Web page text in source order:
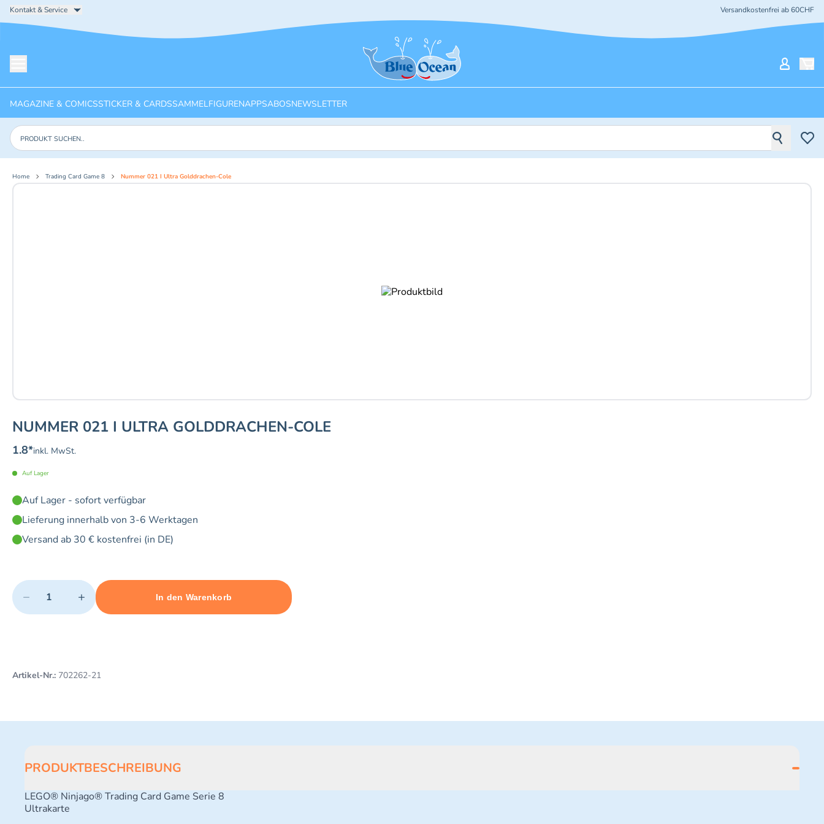
Kontakt & Service Versandkostenfrei ab 60CHF
Startseite
MAGAZINE & COMICSSTICKER & CARDSSAMMELFIGURENAPPSABOSNEWSLETTER
Produkte suchen
Home Trading Card Game 8 Nummer 021 I Ultra Golddrachen-Cole
NUMMER 021 I ULTRA GOLDDRACHEN-COLE
1.8*inkl. MwSt.
Auf Lager
Auf Lager - sofort verfügbar
Lieferung innerhalb von 3-6 Werktagen
Versand ab 30 € kostenfrei (in DE)
Quantity
− +
Minimum quantity: 1 Maximum quantity: 10
In den Warenkorb
Add 1 item to cart
Artikel-Nr.: 702262-21
PRODUKTBESCHREIBUNG
LEGO® Ninjago® Trading Card Game Serie 8
Ultrakarte